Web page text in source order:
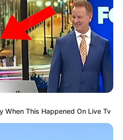
When This Happened On Live Tv